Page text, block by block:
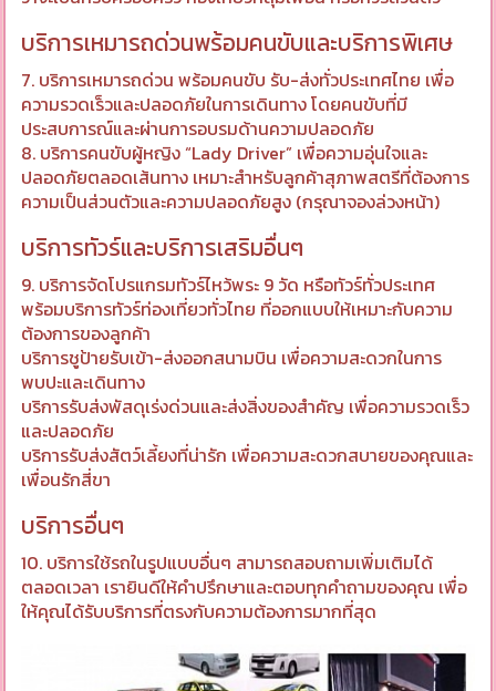
บริการเหมารถด่วนพร้อมคนขับและบริการพิเศษ
7. บริการเหมารถด่วน พร้อมคนขับ รับ-ส่งทั่วประเทศไทย เพื่อ
ความรวดเร็วและปลอดภัยในการเดินทาง โดยคนขับที่มี
ประสบการณ์และผ่านการอบรมด้านความปลอดภัย
8. บริการคนขับผู้หญิง “Lady Driver” เพื่อความอุ่นใจและ
ปลอดภัยตลอดเส้นทาง เหมาะสำหรับลูกค้าสุภาพสตรีที่ต้องการ
ความเป็นส่วนตัวและความปลอดภัยสูง (กรุณาจองล่วงหน้า)
บริการทัวร์และบริการเสริมอื่นๆ
9. บริการจัดโปรแกรมทัวร์ไหว้พระ 9 วัด หรือทัวร์ทั่วประเทศ
พร้อมบริการทัวร์ท่องเที่ยวทั่วไทย ที่ออกแบบให้เหมาะกับความ
ต้องการของลูกค้า
บริการชูป้ายรับเข้า-ส่งออกสนามบิน เพื่อความสะดวกในการ
พบปะและเดินทาง
บริการรับส่งพัสดุเร่งด่วนและส่งสิ่งของสำคัญ เพื่อความรวดเร็ว
และปลอดภัย
บริการรับส่งสัตว์เลี้ยงที่น่ารัก เพื่อความสะดวกสบายของคุณและ
เพื่อนรักสี่ขา
บริการอื่นๆ
10. บริการใช้รถในรูปแบบอื่นๆ สามารถสอบถามเพิ่มเติมได้
ตลอดเวลา เรายินดีให้คำปรึกษาและตอบทุกคำถามของคุณ เพื่อ
ให้คุณได้รับบริการที่ตรงกับความต้องการมากที่สุด